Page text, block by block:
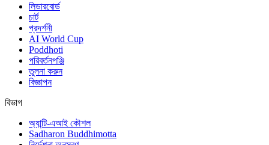
লিডারবোর্ড
চার্ট
প্রদর্শনী
AI World Cup
Poddhoti
পরিবর্তনপঞ্জি
তুলনা করুন
বিজ্ঞাপন
বিভাগ
অ্যান্টি-এআই কৌশল
Sadharon Buddhimotta